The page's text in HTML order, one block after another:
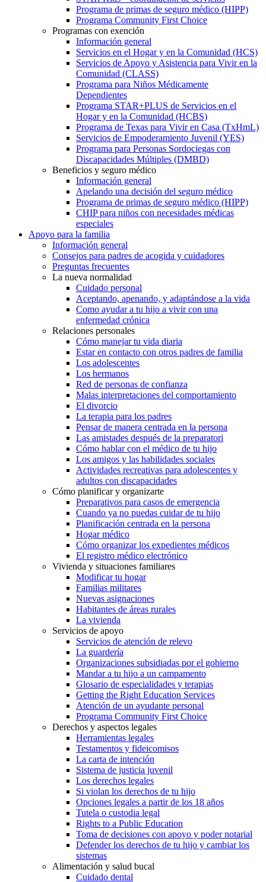
Programa de primas de seguro médico (HIPP)
Programa Community First Choice
Programas con exención
Información general
Servicios en el Hogar y en la Comunidad (HCS)
Servicios de Apoyo y Asistencia para Vivir en la
Comunidad (CLASS)
Programa para Niños Médicamente
Dependientes
Programa STAR+PLUS de Servicios en el
Hogar y en la Comunidad (HCBS)
Programa de Texas para Vivir en Casa (TxHmL)
Servicios de Empoderamiento Juvenil (YES)
Programa para Personas Sordociegas con
Discapacidades Múltiples (DMBD)
Beneficios y seguro médico
Información general
Apelando una decisión del seguro médico
Programa de primas de seguro médico (HIPP)
CHIP para niños con necesidades médicas
especiales
Apoyo para la familia
Información general
Consejos para padres de acogida y cuidadores
Preguntas frecuentes
La nueva normalidad
Cuidado personal
Aceptando, apenando, y adaptándose a la vida
Como ayudar a tu hijo a vivir con una
enfermedad crónica
Relaciones personales
Cómo manejar tu vida diaria
Estar en contacto con otros padres de familia
Los adolescentes
Los hermanos
Red de personas de confianza
Malas interpretaciones del comportamiento
El divorcio
La terapia para los padres
Pensar de manera centrada en la persona
Las amistades después de la preparatori
Cómo hablar con el médico de tu hijo
Los amigos y las habilidades sociales
Actividades recreativas para adolescentes y
adultos con discapacidades
Cómo planificar y organizarte
Preparativos para casos de emergencia
Cuando ya no puedas cuidar de tu hijo
Planificación centrada en la persona
Hogar médico
Cómo organizar los expedientes médicos
El registro médico electrónico
Vivienda y situaciones familiares
Modificar tu hogar
Familias militares
Nuevas asignaciones
Habitantes de áreas rurales
La vivienda
Servicios de apoyo
Servicios de atención de relevo
La guardería
Organizaciones subsidiadas por el gobierno
Mandar a tu hijo a un campamento
Glosario de especialidades y terapias
Getting the Right Education Services
Atención de un ayudante personal
Programa Community First Choice
Derechos y aspectos legales
Herramientas legales
Testamentos y fideicomisos
La carta de intención
Sistema de justicia juvenil
Los derechos legales
Si violan los derechos de tu hijo
Opciones legales a partir de los 18 años
Tutela o custodia legal
Rights to a Public Education
Toma de decisiones con apoyo y poder notarial
Defender los derechos de tu hijo y cambiar los
sistemas
Alimentación y salud bucal
Cuidado dental